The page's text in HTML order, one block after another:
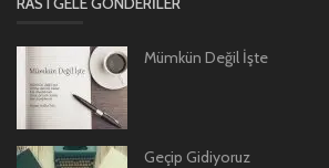
Mümkün Değil İşte
Geçip Gidiyoruz